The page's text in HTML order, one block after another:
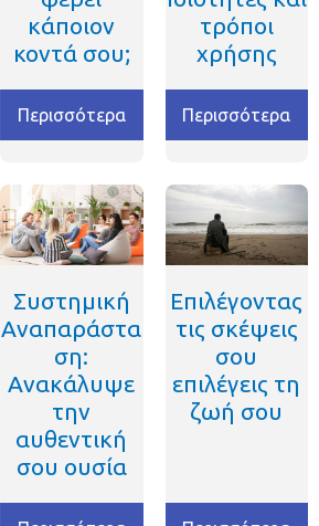
κάποιον
κοντά σου;
Περισσότερα
τρόποι
χρήσης
Περισσότερα
Συστημική
Αναπαράστα
ση:
Ανακάλυψε
την
αυθεντική
σου ουσία
Επιλέγοντας
τις σκέψεις
σου
επιλέγεις τη
ζωή σου